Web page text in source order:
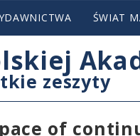
ŚWIAT
zeszyty
of